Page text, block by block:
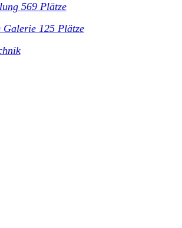
569 Plätze
Galerie 125 Plätze